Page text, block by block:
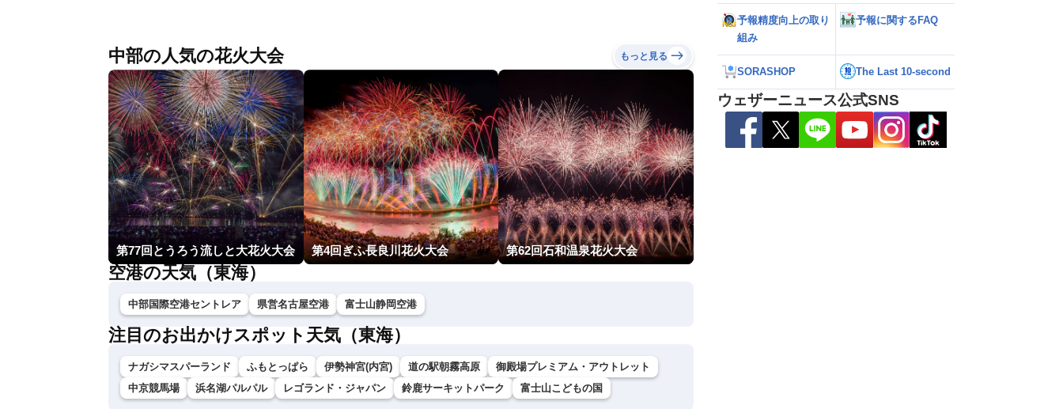
中部の人気の花火大会 もっと見る
第77回とうろう流しと大花火大会 第4回ぎふ長良川花火大会 第62回石和温泉花火大会
空港の天気（東海）
中部国際空港セントレア 県営名古屋空港 富士山静岡空港
注目のお出かけスポット天気（東海）
ナガシマスパーランド ふもとっぱら 伊勢神宮(内宮) 道の駅朝霧高原
御殿場プレミアム・アウトレット
中京競馬場
浜名湖パルパル レゴランド・ジャパン 鈴鹿サーキットパーク 富士山こどもの国
予報精度向上の取り
組み
予報に関するFAQ
SORASHOP The Last 10-second
ウェザーニュース公式SNS